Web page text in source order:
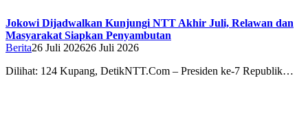
Jokowi Dijadwalkan Kunjungi NTT Akhir Juli, Relawan dan
Masyarakat Siapkan Penyambutan
Berita26 Juli 202626 Juli 2026
Dilihat: 124 Kupang, DetikNTT.Com – Presiden ke-7 Republik…